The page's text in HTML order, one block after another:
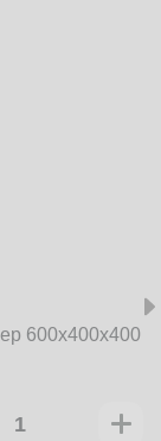
600x400x400